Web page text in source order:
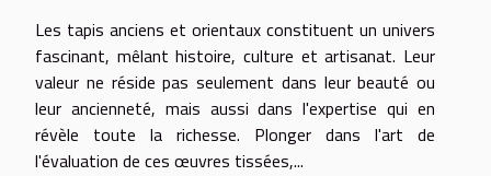
Les tapis anciens et orientaux constituent un univers
fascinant, mêlant histoire, culture et artisanat. Leur
valeur ne réside pas seulement dans leur beauté ou
leur ancienneté, mais aussi dans l'expertise qui en
révèle toute la richesse. Plonger dans l'art de
l'évaluation de ces œuvres tissées,...